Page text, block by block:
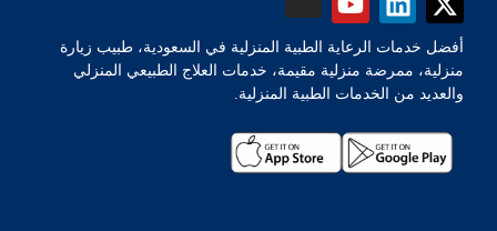
أفضل خدمات الرعاية الطبية المنزلية في السعودية، طبيب زيارة
منزلية، ممرضة منزلية مقيمة، خدمات العلاج الطبيعي المنزلي
والعديد من الخدمات الطبية المنزلية.